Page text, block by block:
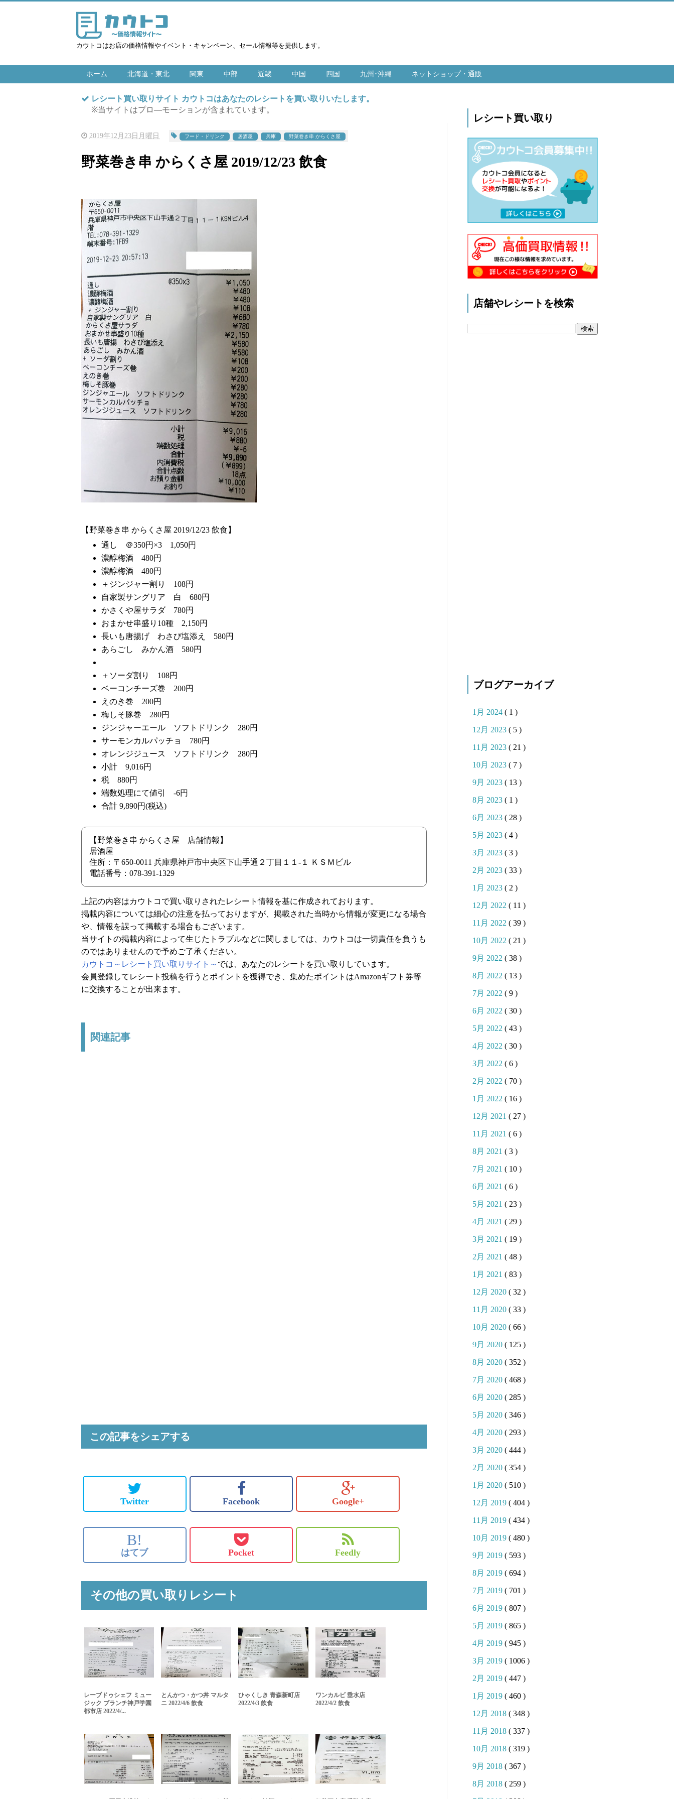
カウトコはお店の価格情報やイベント・キャンペーン、セール情報等を提供します。
ホーム 北海道・東北 関東 中部 近畿 中国 四国 九州･沖縄 ネットショップ・通販
レシート買い取りサイト カウトコはあなたのレシートを買い取りいたします。
※当サイトはプロ―モーションが含まれています。
2019年12月23日月曜日 フード・ドリンク 居酒屋 兵庫 野菜巻き串 からくさ屋
野菜巻き串 からくさ屋 2019/12/23 飲食
【野菜巻き串 からくさ屋 2019/12/23 飲食】
通し ＠350円×3 1,050円
濃醇梅酒 480円
濃醇梅酒 480円
＋ジンジャー割り 108円
自家製サングリア 白 680円
かさくや屋サラダ 780円
おまかせ串盛り10種 2,150円
長いも唐揚げ わさび塩添え 580円
あらごし みかん酒 580円
＋ソーダ割り 108円
ベーコンチーズ巻 200円
えのき巻 200円
梅しそ豚巻 280円
ジンジャーエール ソフトドリンク 280円
サーモンカルパッチョ 780円
オレンジジュース ソフトドリンク 280円
小計 9,016円
税 880円
端数処理にて値引 -6円
合計 9,890円(税込)
【野菜巻き串 からくさ屋 店舗情報】
居酒屋
住所：〒650-0011 兵庫県神戸市中央区下山手通２丁目１１-１ ＫＳＭビル
電話番号：078-391-1329
上記の内容はカウトコで買い取りされたレシート情報を基に作成されております。
掲載内容については細心の注意を払っておりますが、掲載された当時から情報が変更になる場合
や、情報を誤って掲載する場合もございます。
当サイトの掲載内容によって生じたトラブルなどに関しましては、カウトコは一切責任を負うも
のではありませんので予めご了承ください。
カウトコ～レシート買い取りサイト～ では、あなたのレシートを買い取りしています。
会員登録してレシート投稿を行うとポイントを獲得でき、集めたポイントはAmazonギフト券等
に交換することが出来ます。
関連記事
この記事をシェアする
Twitter Facebook Google+
B!
はてブ Pocket Feedly
その他の買い取りレシート
レーブドゥシェフ ミュー
ジック ブランチ神戸学園
都市店 2022/4/...
とんかつ・かつ丼 マルタ
ニ 2022/4/6 飲食
ひゃくしき 青森新町店
2022/4/3 飲食
ワンカルビ 垂水店
2022/4/2 飲食
レシート買い取り
店舗やレシートを検索
ブログアーカイブ
1月 2024 ( 1 )
12月 2023 ( 5 )
11月 2023 ( 21 )
10月 2023 ( 7 )
9月 2023 ( 13 )
8月 2023 ( 1 )
6月 2023 ( 28 )
5月 2023 ( 4 )
3月 2023 ( 3 )
2月 2023 ( 33 )
1月 2023 ( 2 )
12月 2022 ( 11 )
11月 2022 ( 39 )
10月 2022 ( 21 )
9月 2022 ( 38 )
8月 2022 ( 13 )
7月 2022 ( 9 )
6月 2022 ( 30 )
5月 2022 ( 43 )
4月 2022 ( 30 )
3月 2022 ( 6 )
2月 2022 ( 70 )
1月 2022 ( 16 )
12月 2021 ( 27 )
11月 2021 ( 6 )
8月 2021 ( 3 )
7月 2021 ( 10 )
6月 2021 ( 6 )
5月 2021 ( 23 )
4月 2021 ( 29 )
3月 2021 ( 19 )
2月 2021 ( 48 )
1月 2021 ( 83 )
12月 2020 ( 32 )
11月 2020 ( 33 )
10月 2020 ( 66 )
9月 2020 ( 125 )
8月 2020 ( 352 )
7月 2020 ( 468 )
6月 2020 ( 285 )
5月 2020 ( 346 )
4月 2020 ( 293 )
3月 2020 ( 444 )
2月 2020 ( 354 )
1月 2020 ( 510 )
12月 2019 ( 404 )
11月 2019 ( 434 )
10月 2019 ( 480 )
9月 2019 ( 593 )
8月 2019 ( 694 )
7月 2019 ( 701 )
6月 2019 ( 807 )
5月 2019 ( 865 )
4月 2019 ( 945 )
3月 2019 ( 1006 )
2月 2019 ( 447 )
1月 2019 ( 460 )
12月 2018 ( 348 )
11月 2018 ( 337 )
10月 2018 ( 319 )
9月 2018 ( 367 )
8月 2018 ( 259 )